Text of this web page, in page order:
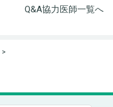
Q&A協力医師一覧へ